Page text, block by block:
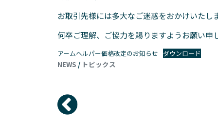
お取引先様には多大なご迷惑をおかけいたし
何卒ご理解、ご協力を賜りますようお願い申
アームヘルパー価格改定のお知らせ ダウンロード
NEWS / トピックス
投稿ナビゲーション